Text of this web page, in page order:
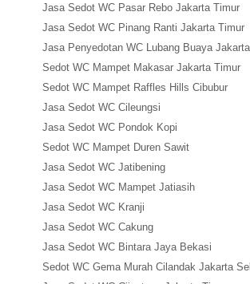
Jasa Sedot WC Pasar Rebo Jakarta Timur
Jasa Sedot WC Pinang Ranti Jakarta Timur
Jasa Penyedotan WC Lubang Buaya
Sedot WC Mampet Makasar Jakarta Timur
Sedot WC Mampet Raffles Hills Cibubur
Jasa Sedot WC Cileungsi
Jasa Sedot WC Pondok Kopi
Sedot WC Mampet Duren Sawit
Jasa Sedot WC Jatibening
Jasa Sedot WC Mampet Jatiasih
Jasa Sedot WC Kranji
Jasa Sedot WC Cakung
Jasa Sedot WC Bintara Jaya Bekasi
Sedot WC Gema Murah Cilandak Jakarta